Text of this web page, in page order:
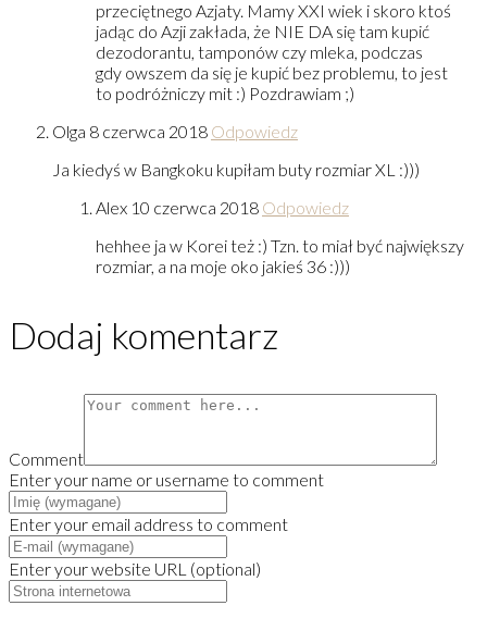
przeciętnego Azjaty. Mamy XXI wiek i skoro ktoś
jadąc do Azji zakłada, że NIE DA się tam kupić
dezodorantu, tamponów czy mleka, podczas
gdy owszem da się je kupić bez problemu, to jest
to podróżniczy mit :) Pozdrawiam ;)
Olga 8 czerwca 2018 Odpowiedz
Ja kiedyś w Bangkoku kupiłam buty rozmiar XL :)))
Alex 10 czerwca 2018 Odpowiedz
hehhee ja w Korei też :) Tzn. to miał być największy
rozmiar, a na moje oko jakieś 36 :)))
Dodaj komentarz
Comment
Enter your name or username to comment
Enter your email address to comment
Enter your website URL (optional)